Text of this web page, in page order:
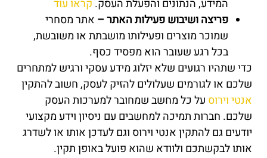
המידע, הנתונים והפעלת העסק. קראו עוד
פריצה ושיבוש פעילות האתר – אתר מסחרי
שמוכר מוצרים ופעילותו מושבתת או משובשת,
בכל רגע שעובר הוא מפסיד כסף.
כדי שתהיו רגועים שלא יזלוג מידע עסקי ורגיש למתחרים
שלכם או לגורמים שעלולים להזיק לעסק, חשוב להתקין
אנטי וירוס על כל מחשב שמחובר למערכות העסק
שלכם. חברות תמיכה למחשבים עם ניסיון וידע מקצועי
יודעים גם להתקין אנטי וירוס וגם לעדכן אותו או לשדרג
אותו לבקשתכם ולוודא שהוא פועל באופן תקין.